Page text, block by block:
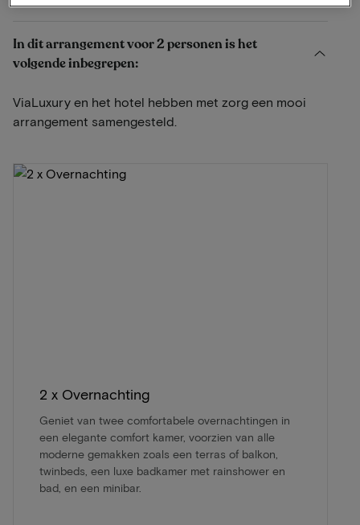
In dit arrangement voor 2 personen is het
volgende inbegrepen:
ViaLuxury en het hotel hebben met zorg een mooi
arrangement samengesteld.
2 x Overnachting
Geniet van twee comfortabele overnachtingen in
een elegante comfort kamer, voorzien van alle
moderne gemakken zoals een terras of balkon,
twinbeds, een luxe badkamer met rainshower en
bad, en een minibar.